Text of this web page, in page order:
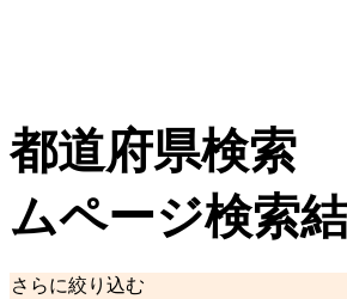
都道府県検索
ムページ検
さらに絞り込む